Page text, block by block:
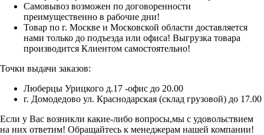
Самовывоз возможен по договоренности
преимущественно в рабочие дни!
Товар по г. Москве и Московской области доставляется
нами только до подъезда или офиса! Выгрузка товара
производится Клиентом самостоятельно!
Точки выдачи заказов:
Люберцы Урицкого д.17 -офис до 20.00
г. Домодедово ул. Краснодарская (склад грузовой) до 17.00
Если у Вас возникли какие-либо вопросы,мы с удовольствием
на них ответим! Обращайтесь к менеджерам нашей компании!